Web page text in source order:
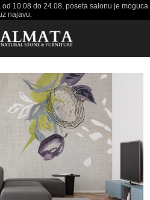
10.08 do 24.08, poseta salonu je moguca
najavu.